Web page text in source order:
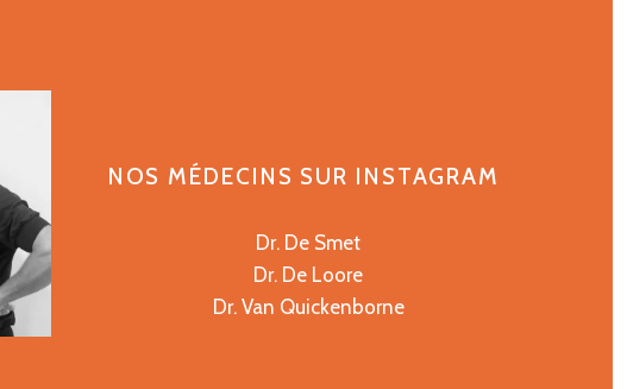
NOS MÉDECINS SUR INSTAGRAM
Dr. De Smet
Dr. De Loore
Dr. Van Quickenborne